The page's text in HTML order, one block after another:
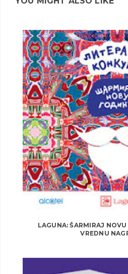
LAGUNA: ŠARMIRAJ
VREDNU